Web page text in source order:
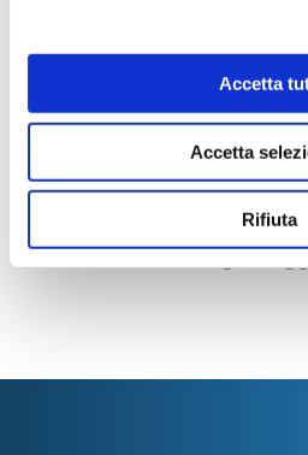
Accetta
Accetta
Rifiuta
4720
Tempi di completamento:
pronta
Importo Liquidato:
0